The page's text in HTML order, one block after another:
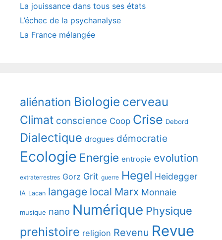
La jouissance dans tous ses états
L’échec de la psychanalyse
La France mélangée
aliénation Biologie cerveau
Climat conscience Coop Crise Debord
Dialectique drogues démocratie
Ecologie Energie entropie evolution
extraterrestres Gorz Grit guerre Hegel Heidegger
IA Lacan langage local Marx Monnaie
musique nano Numérique Physique
prehistoire religion Revenu Revue